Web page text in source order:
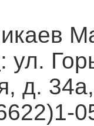
: ул.
д.